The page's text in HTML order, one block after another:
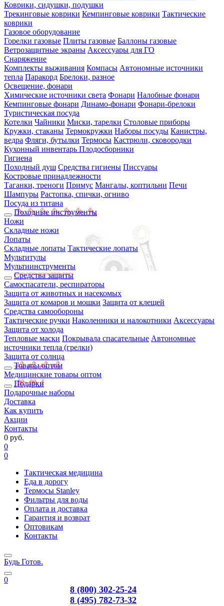
Коврики, сидушки, подушки
Трекинговые коврики Кемпинговые коврики Тактические
коврики
Газовое оборудование
Горелки газовые Плиты газовые Баллоны газовые
Ветрозащитные экраны Аксессуары для ГО
Снаряжение
Комплекты выживания Компасы Автономные источники
тепла Паракорд Брелоки, разное
Освещение, фонари
Химические источники света Фонари Налобные фонари
Кемпинговые фонари Динамо-фонари Фонари-брелоки
Туристическая посуда
Котелки Чайники Миски, тарелки Столовые приборы
Кружки, стаканы Термокружки Наборы посуды Канистры,
ведра Фляги, бутылки Термосы Кастрюли, сковородки
Кухонный инвентарь Плодосборники
Гигиена
Походный душ Средства гигиены Писсуары
Костровые принадлежности
Таганки, треноги Примус Мангалы, коптильни Печи
Шампуры Растопка, спички, огниво
Посуда из титана
Походные инструменты
Ножи
Складные ножи
Лопаты
Складные лопаты Тактические лопаты
Мультитулы
Мультиинструменты
Средства защиты
Самоспасатели, респираторы
Защита от животных и насекомых
Защита от комаров и мошки Защита от клещей
Средства самообороны
Тактические ручки Наколенники и налокотники Аксессуары
Защита от холода
Тепловые маски Покрывала спасательные Автономные
источники тепла (грелки)
Защита от солнца
Товары оптом
Медицинские товары оптом
Подарки
Подарочные наборы
Доставка
Как купить
Акции
Контакты
0 руб.
0
0
Тактическая медицина
Еда в дорогу
Термосы Stanley
Фильтры для воды
Оплата и доставка
Гарантия и возврат
Оптовикам
Контакты
Будь Готов.
0
8 (800) 302-25-24
8 (495) 782-73-32